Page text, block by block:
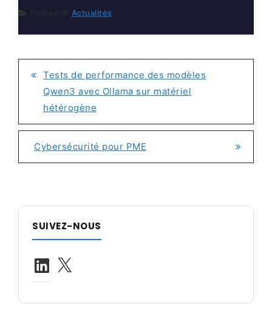
Posted in Actualités
NAVIGATION
L’ARTICLE
Tests de performance des modèles
Qwen3 avec Ollama sur matériel
hétérogène
Cybersécurité pour PME
SUIVEZ-NOUS
LinkedIn
X